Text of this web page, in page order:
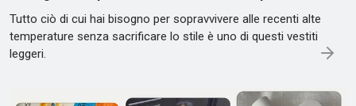
Tutto ciò di cui hai bisogno per sopravvivere alle recenti alte
temperature senza sacrificare lo stile è uno di questi vestiti
leggeri.